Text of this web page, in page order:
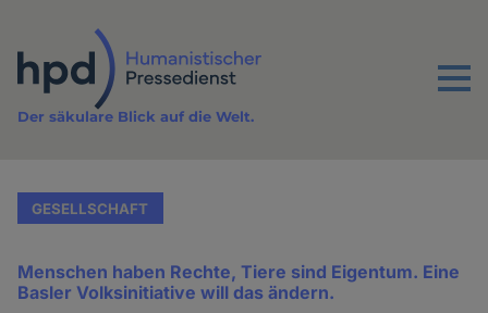
Inhalt
Menu
Der säkulare Blick auf die Welt.
GESELLSCHAFT
Menschen haben Rechte, Tiere sind Eigentum. Eine
Basler Volksinitiative will das ändern.